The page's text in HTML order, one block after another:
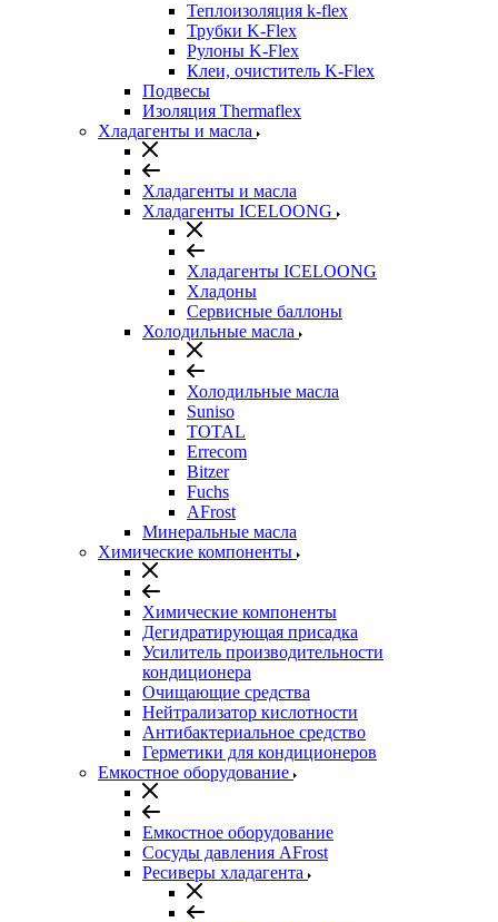
Теплоизоляция k-flex
Трубки K-Flex
Рулоны K-Flex
Клеи, очиститель K-Flex
Подвесы
Изоляция Thermaflex
Хладагенты и масла
Хладагенты и масла
Хладагенты ICELOONG
Хладагенты ICELOONG
Хладоны
Сервисные баллоны
Холодильные масла
Холодильные масла
Suniso
TOTAL
Errecom
Bitzer
Fuchs
AFrost
Минеральные масла
Химические компоненты
Химические компоненты
Дегидратирующая присадка
Усилитель производительности
кондиционера
Очищающие средства
Нейтрализатор кислотности
Антибактериальное средство
Герметики для кондиционеров
Емкостное оборудование
Емкостное оборудование
Сосуды давления AFrost
Ресиверы хладагента